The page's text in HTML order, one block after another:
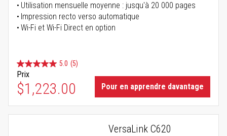
Utilisation mensuelle moyenne : jusqu'à 20 000 pages
Impression recto verso automatique
Wi-Fi et Wi-Fi Direct en option
5.0 (5)
Prix
$1,223.00 Pour en apprendre davantage
VersaLink C620